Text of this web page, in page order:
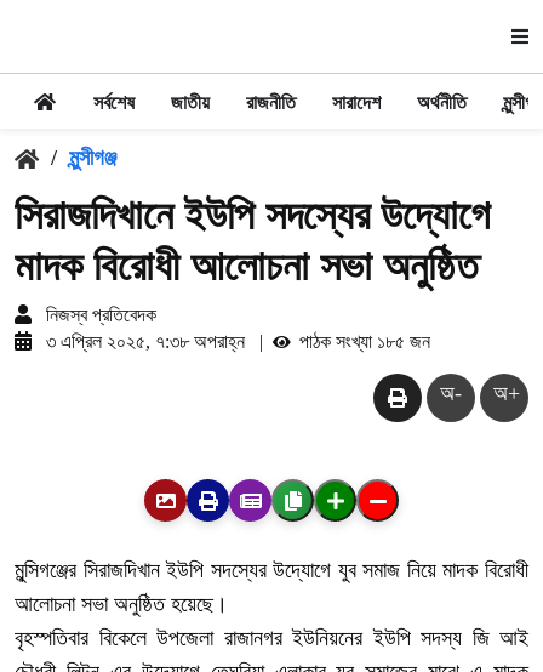
সর্বশেষ জাতীয় রাজনীতি সারাদেশ অর্থনীতি
/ মুন্সীগঞ্জ
সিরাজদিখানে ইউপি সদস্যের উদ্যোগে
মাদক বিরোধী আলোচনা সভা অনুষ্ঠিত
নিজস্ব প্রতিবেদক
৩ এপ্রিল ২০২৫, ৭:৩৮ অপরাহ্ন
| পাঠক সংখ্যা ১৮৫ জন
অ- অ+
মুন্সিগঞ্জের সিরাজদিখান ইউপি সদস্যের উদ্যোগে যুব সমাজ নিয়ে মাদক বিরোধী
আলোচনা সভা অনুষ্ঠিত হয়েছে।
বৃহস্পতিবার বিকেলে উপজেলা রাজানগর ইউনিয়নের ইউপি সদস্য জি আই